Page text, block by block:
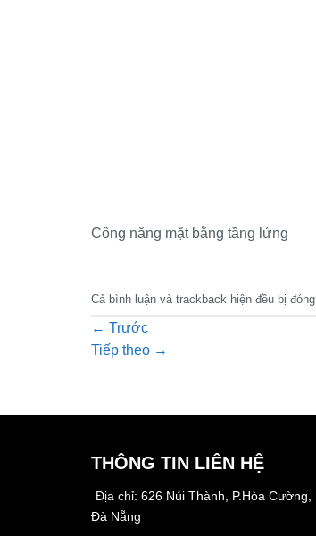
Công năng mặt bằng tầng lửng
Cả bình luận và trackback hiện đều bị đóng.
← Trước
Tiếp theo →
THÔNG TIN LIÊN HỆ
Địa chỉ: 626 Núi Thành, P.Hòa Cường,
Đà Nẵng